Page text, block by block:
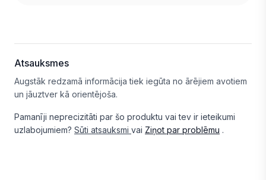
Atsauksmes
Augstāk redzamā informācija tiek iegūta no ārējiem avotiem
un jāuztver kā orientējoša.
Pamanīji neprecizitāti par šo produktu vai tev ir ieteikumi
uzlabojumiem? Sūti atsauksmi vai Ziņot par problēmu .